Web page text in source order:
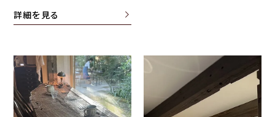
詳細を見る